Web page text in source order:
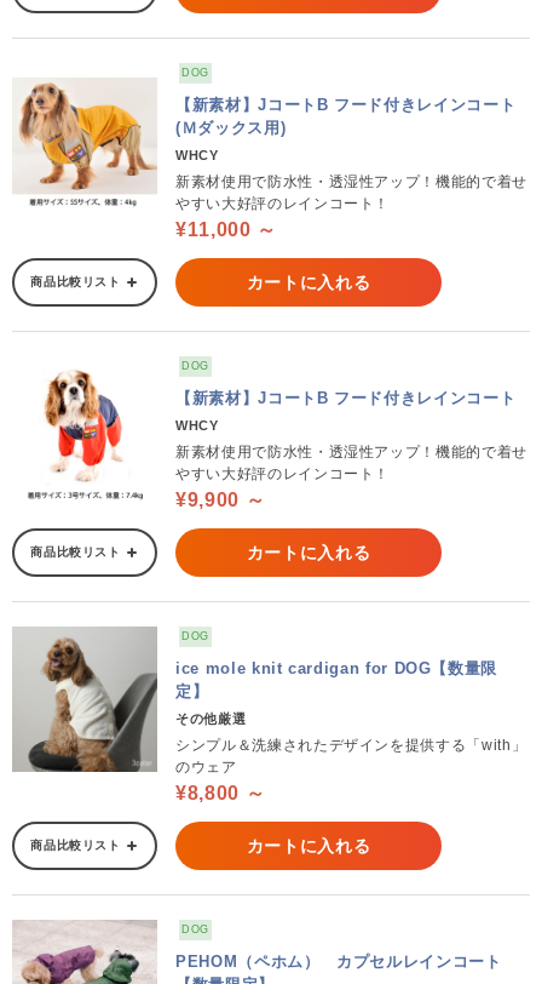
DOG
【新素材】JコートB フード付きレインコート
(Ｍダックス用)
WHCY
新素材使用で防水性・透湿性アップ！機能的で着せ
やすい大好評のレインコート！
¥11,000 ～
商品比較リスト カートに入れる
DOG
【新素材】JコートB フード付きレインコート
WHCY
新素材使用で防水性・透湿性アップ！機能的で着せ
やすい大好評のレインコート！
¥9,900 ～
商品比較リスト カートに入れる
DOG
ice mole knit cardigan for DOG【数量限
定】
その他厳選
シンプル＆洗練されたデザインを提供する「with」
のウェア
¥8,800 ～
商品比較リスト カートに入れる
DOG
PEHOM（ペホム） カプセルレインコート